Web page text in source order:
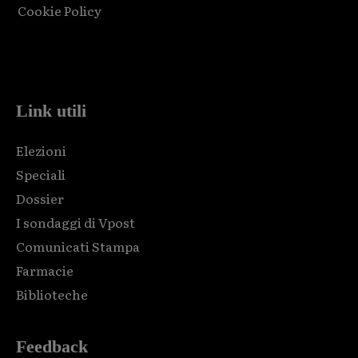
Cookie Policy
Link utili
Elezioni
Speciali
Dossier
I sondaggi di Vpost
Comunicati Stampa
Farmacie
Biblioteche
Feedback